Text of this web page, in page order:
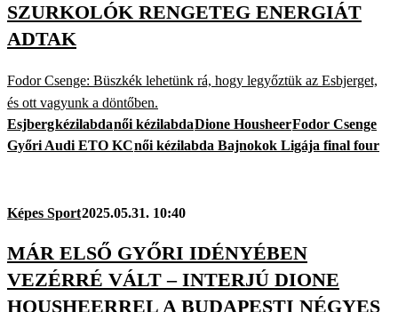
SZURKOLÓK RENGETEG ENERGIÁT
ADTAK
Fodor Csenge: Büszkék lehetünk rá, hogy legyőztük az Esbjerget,
és ott vagyunk a döntőben.
Esjbergkézilabdanői kézilabdaDione HousheerFodor Csenge
Győri Audi ETO KCnői kézilabda Bajnokok Ligája final four
Képes Sport2025.05.31. 10:40
MÁR ELSŐ GYŐRI IDÉNYÉBEN
VEZÉRRÉ VÁLT – INTERJÚ DIONE
HOUSHEERREL A BUDAPESTI NÉGYES